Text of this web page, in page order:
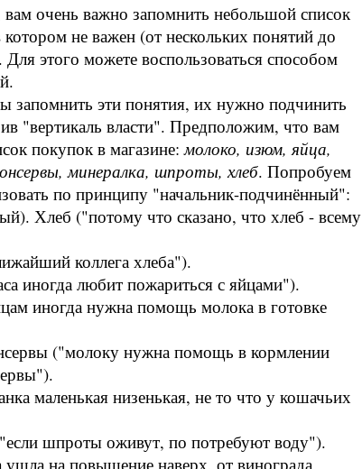
очень важно запомнить небольшой список
не важен (от нескольких понятий до
Для этого можете воспользоваться способом
запомнить эти понятия, их нужно подчинить
"вертикаль власти". Предположим, что вам
покупок в магазине:молоко, изюм, яйца,
минералка, шпроты, хлеб. Попробуем
по принципу "начальник-подчинённый":
Хлеб ("потому что сказано, что хлеб - всему
коллега хлеба").
иногда любит пожариться с яйцами").
иногда нужна помощь молока в готовке
("молоку нужна помощь в кормлении
маленькая низенькая, не то что у кошачьих
шпроты оживут, по потребуют воду").
на повышение наверх, от винограда